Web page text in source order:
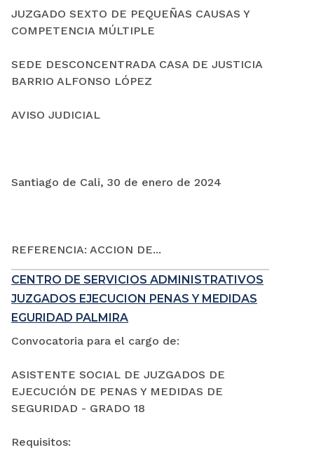
JUZGADO SEXTO DE PEQUEÑAS CAUSAS Y
COMPETENCIA MÚLTIPLE
SEDE DESCONCENTRADA CASA DE JUSTICIA
BARRIO ALFONSO LÓPEZ
AVISO JUDICIAL
Santiago de Cali, 30 de enero de 2024
REFERENCIA: ACCION DE...
CENTRO DE SERVICIOS ADMINISTRATIVOS
JUZGADOS EJECUCION PENAS Y MEDIDAS
EGURIDAD PALMIRA
Convocatoria para el cargo de:
ASISTENTE SOCIAL DE JUZGADOS DE
EJECUCIÓN DE PENAS Y MEDIDAS DE
SEGURIDAD - GRADO 18
Requisitos: